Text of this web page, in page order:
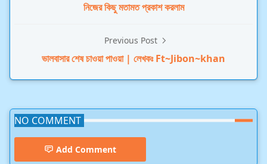
নিজের কিছু মতামত প্রকাশ করলাম
Previous Post
ভালবাসার শেষ চাওয়া পাওয়া | লেখকঃ Ft~Jibon~khan
NO COMMENT
Add Comment